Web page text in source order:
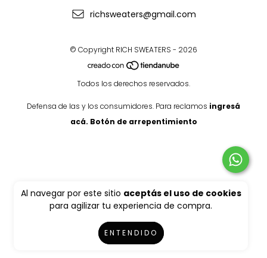
Al navegar por este sitio aceptás el uso de cookies
para agilizar tu experiencia de compra.
ENTENDIDO
richsweaters@gmail.com
© Copyright RICH SWEATERS - 2026
Todos los derechos reservados.
Defensa de las y los consumidores. Para reclamos ingresá
acá. Botón de arrepentimiento